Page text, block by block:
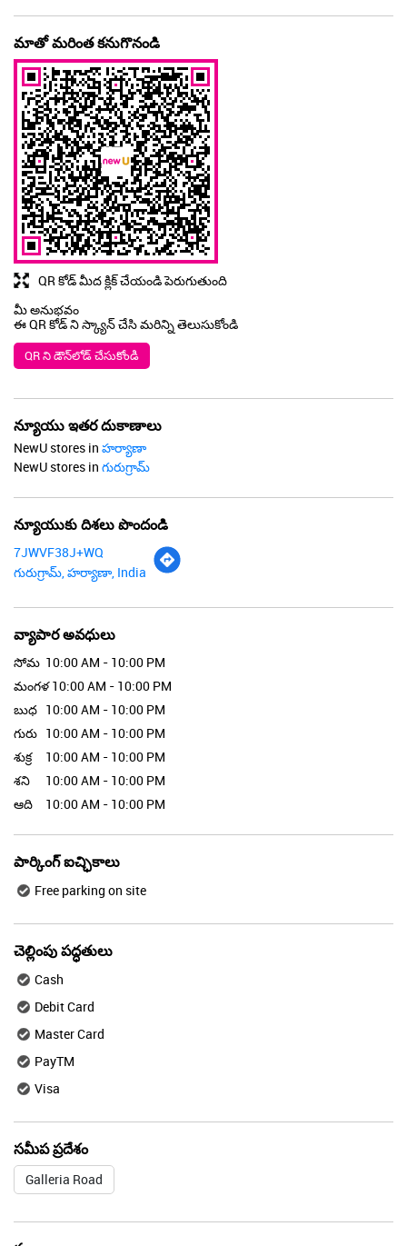
మాతో మరింత కనుగొనండి
QR కోడ్ మీద క్లిక్ చేయండి పెరుగుతుంది
మీ అనుభవం
ఈ QR కోడ్ ని స్క్యాన్ చేసి మరిన్ని తెలుసుకోండి
QR ని డౌన్‌లోడ్ చేసుకోండి
న్యూయు ఇతర దుకాణాలు
NewU stores in హర్యాణా
NewU stores in గురుగ్రామ్
న్యూయుకు దిశలు పొందండి
7JWVF38J+WQ
గురుగ్రామ్, హర్యాణా, India
వ్యాపార అవధులు
సోమ 10:00 AM - 10:00 PM
మంగళ 10:00 AM - 10:00 PM
బుధ 10:00 AM - 10:00 PM
గురు 10:00 AM - 10:00 PM
శుక్ర
10:00 AM - 10:00 PM
శని
10:00 AM - 10:00 PM
ఆది
10:00 AM - 10:00 PM
పార్కింగ్ ఐచ్ఛికాలు
Free parking on site
చెల్లింపు పద్ధతులు
Cash
Debit Card
Master Card
PayTM
Visa
సమీప ప్రదేశం
Galleria Road